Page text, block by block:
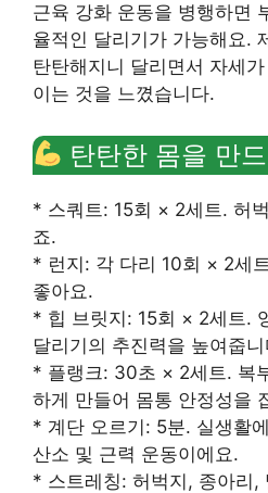
근육 강화 운동을 병행하면
율적인 달리기가 가능해요.
탄탄해지니 달리면서 자세
이는 것을 느꼈습니다.
탄탄한 몸을 만
* 스쿼트: 15회 × 2세트. 허
죠.
* 런지: 각 다리 10회 × 2세
좋아요.
* 힙 브릿지: 15회 × 2세트.
달리기의 추진력을 높여줍
* 플랭크: 30초 × 2세트. 복
하게 만들어 몸통 안정성을
* 계단 오르기: 5분. 실생활
산소 및 근력 운동이에요.
* 스트레칭: 허벅지, 종아리,